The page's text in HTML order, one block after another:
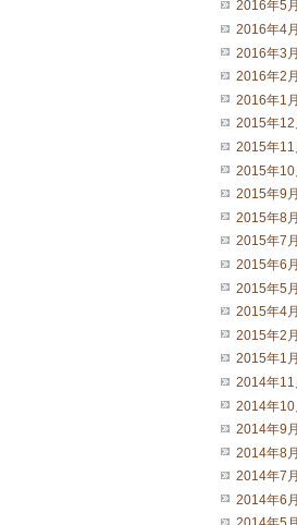
2016年5月
2016年4月
2016年3月
2016年2月
2016年1月
2015年12
2015年11
2015年10
2015年9月
2015年8月
2015年7月
2015年6月
2015年5月
2015年4月
2015年2月
2015年1月
2014年11
2014年10
2014年9月
2014年8月
2014年7月
2014年6月